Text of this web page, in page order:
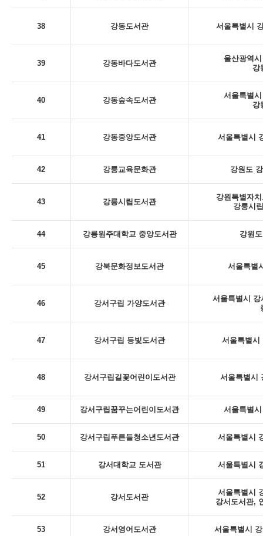
38 강동도서관 서울특별시
39 강동바다도서관
울산광역
강
40 강동숲속도서관
서울특별
강
41 강동중앙도서관 서울특별시
42 강릉교육문화관 강원도
43 강릉시립도서관
강원특별자
강릉시
44 강릉원주대학교 중앙도서관 강원
45 강북문화정보도서관 서울특별
46 강서구립 가양도서관
서울특별시 강
47 강서구립 등빛도서관 서울특별시
48 강서구립길꽃어린이도서관 서울특별시
49 강서구립꿈꾸는어린이도서관 서울특별
50 강서구립푸른들청소년도서관 서울특별시
51 강서대학교 도서관 서울특별시
52 강서도서관
서울특별시
강서도서관,
53 강서영어도서관 서울특별시